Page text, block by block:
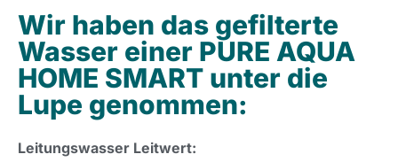
Wir haben das gefilterte
Wasser einer PURE AQUA
HOME SMART unter die
Lupe genommen:
Leitungswasser Leitwert: